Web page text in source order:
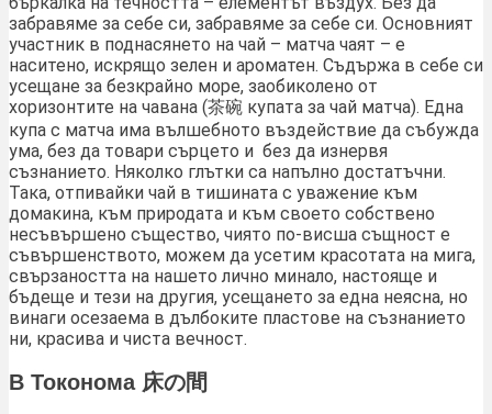
забравяме за себе си, забравяме за себе си. Основният
участник в поднасянето на чай – матча чаят – е
наситено, искрящо зелен и ароматен. Съдържа в себе си
усещане за безкрайно море, заобиколено от
хоризонтите на чавана (茶碗 купата за чай матча). Една
купа с матча има вълшебното въздействие да събужда
ума, без да товари сърцето и без да изнервя
съзнанието. Няколко глътки са напълно достатъчни.
Така, отпивайки чай в тишината с уважение към
домакина, към природата и към своето собствено
несъвършено същество, чиято по-висша същност е
съвършенството, можем да усетим красотата на мига,
свързаността на нашето лично минало, настояще и
бъдеще и тези на другия, усещането за една неясна, но
винаги осезаема в дълбоките пластове на съзнанието
ни, красива и чиста вечност.
В Токонома 床の間